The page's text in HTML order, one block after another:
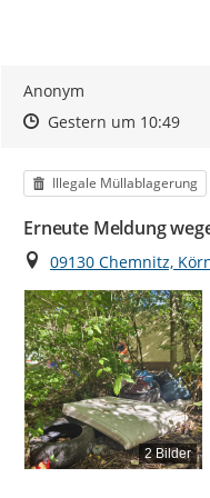
Anonym
Zeitpunkt des Erstellens
Zeitpunkt des
Gestern um 10:49Zur
Kategorie
Illegale Müllablagerung
Erneute Meldung
Ort
09130 Chemnitz,
2 Bilder